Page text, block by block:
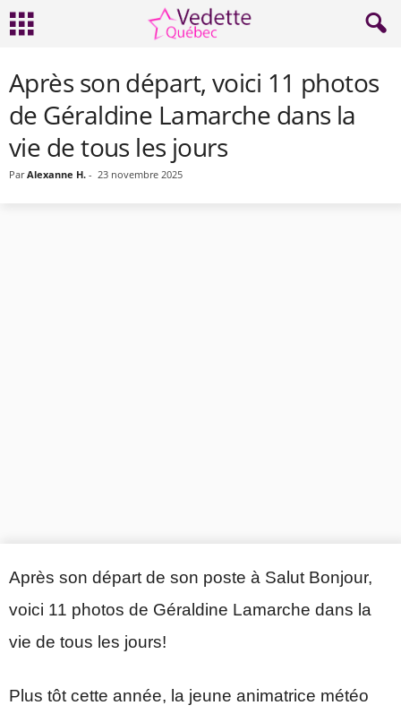
Après son départ, voici 11 photos
de Géraldine Lamarche dans la
vie de tous les jours
Par Alexanne H. - 23 novembre 2025
Après son départ de son poste à Salut Bonjour,
voici 11 photos de Géraldine Lamarche dans la
vie de tous les jours!
Plus tôt cette année, la jeune animatrice météo